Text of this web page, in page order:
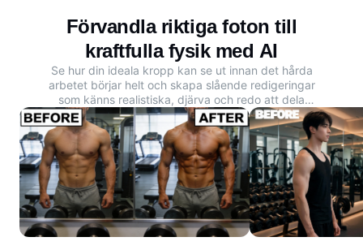
Förvandla riktiga foton till
kraftfulla fysik med AI
Se hur din ideala kropp kan se ut innan det hårda
arbetet börjar helt och skapa slående redigeringar
som känns realistiska, djärva och redo att dela
online.